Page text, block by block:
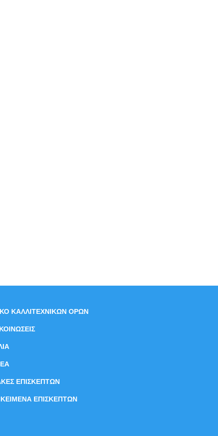
ΚΑΛΛΙΤΕΧΝΙΚΩΝ ΟΡΩΝ
ΕΠΙΣΚΕΠΤΩΝ
ΕΠΙΣΚΕΠΤΩΝ